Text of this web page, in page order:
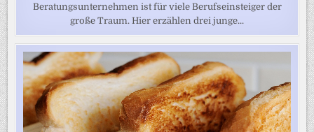
Beratungsunternehmen ist für viele Berufseinsteiger der
große Traum. Hier erzählen drei junge...